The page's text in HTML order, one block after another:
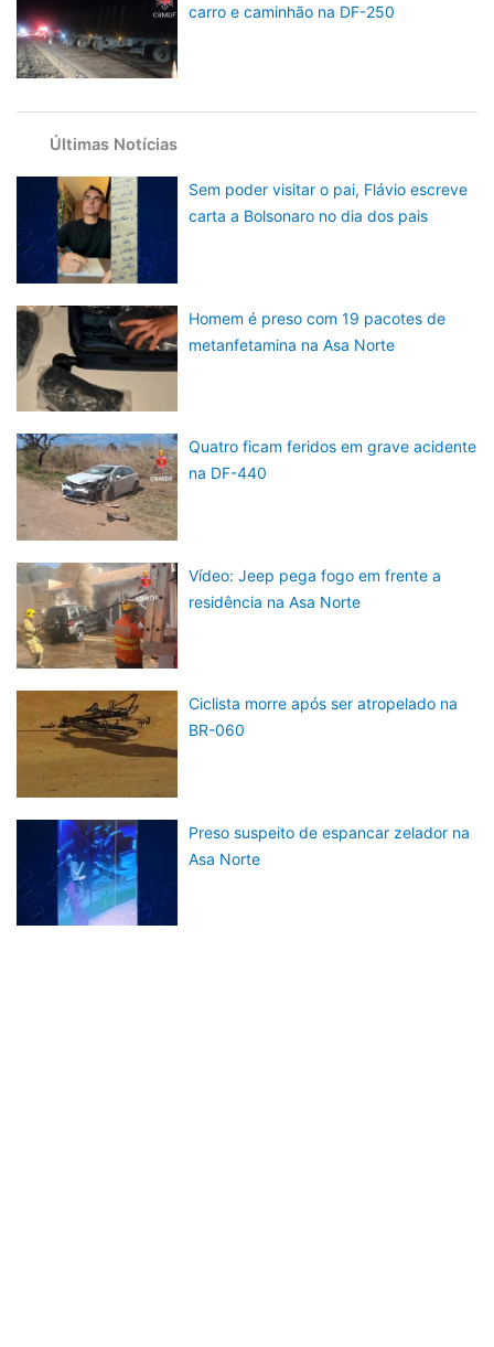
carro e caminhão na DF-250
Últimas Notícias
Sem poder visitar o pai, Flávio escreve
carta a Bolsonaro no dia dos pais
Homem é preso com 19 pacotes de
metanfetamina na Asa Norte
Quatro ficam feridos em grave acidente
na DF-440
Vídeo: Jeep pega fogo em frente a
residência na Asa Norte
Ciclista morre após ser atropelado na
BR-060
Preso suspeito de espancar zelador na
Asa Norte